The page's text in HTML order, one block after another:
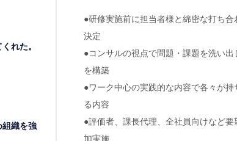
れた。
織を強
●研修実施前に担当者様と綿密な打ち
決定
●コンサルの視点で問題・課題を洗い出
を構築
●ワーク中心の実践的な内容で各々が持
る内容
●評価者、課長代理、全社員向けなど要
加実施